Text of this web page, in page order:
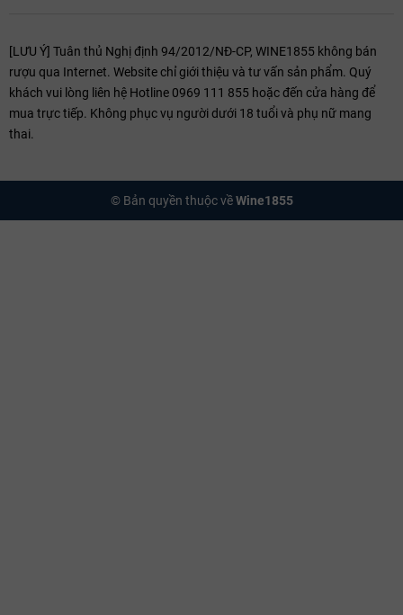
[LƯU Ý] Tuân thủ Nghị định 94/2012/NĐ-CP, WINE1855 không bán
rượu qua Internet. Website chỉ giới thiệu và tư vấn sản phẩm. Quý
khách vui lòng liên hệ Hotline 0969 111 855 hoặc đến cửa hàng để
mua trực tiếp. Không phục vụ người dưới 18 tuổi và phụ nữ mang
thai.
© Bản quyền thuộc vềWine1855